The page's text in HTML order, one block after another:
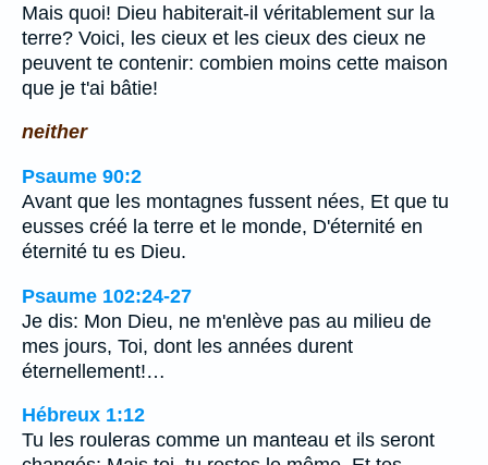
Mais quoi! Dieu habiterait-il véritablement sur la
terre? Voici, les cieux et les cieux des cieux ne
peuvent te contenir: combien moins cette maison
que je t'ai bâtie!
neither
Psaume 90:2
Avant que les montagnes fussent nées, Et que tu
eusses créé la terre et le monde, D'éternité en
éternité tu es Dieu.
Psaume 102:24-27
Je dis: Mon Dieu, ne m'enlève pas au milieu de
mes jours, Toi, dont les années durent
éternellement!…
Hébreux 1:12
Tu les rouleras comme un manteau et ils seront